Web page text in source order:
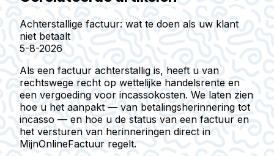
Achterstallige factuur: wat te doen als uw klant
niet betaalt
5-8-2026
Als een factuur achterstallig is, heeft u van
rechtswege recht op wettelijke handelsrente en
een vergoeding voor incassokosten. We laten zien
hoe u het aanpakt — van betalingsherinnering tot
incasso — en hoe u de status van een factuur en
het versturen van herinneringen direct in
MijnOnlineFactuur regelt.